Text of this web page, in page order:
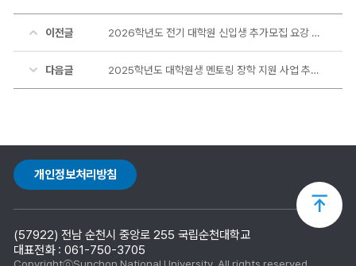
이전글 2026학년도 전기 대학원 신입생 추가모집 요강 안내
다음글 2025학년도 대학원생 멘토링 장학 지원 사업 추가 모집 안내
개인정보처리방침
(57922) 전남 순천시 중앙로 255 국립순천대학교
대표전화 : 061-750-3705
상